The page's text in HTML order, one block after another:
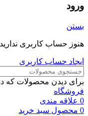
ورود
بستن
هنوز حساب کاربری
ایجاد حساب کاربری
برای دیدن محصولات که
فروشگاه
0 علاقه مندی
0 محصول سبد خرید